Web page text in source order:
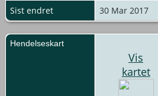
Sist endret
30 Mar 2017
Hendelseskart
Vis
kartet